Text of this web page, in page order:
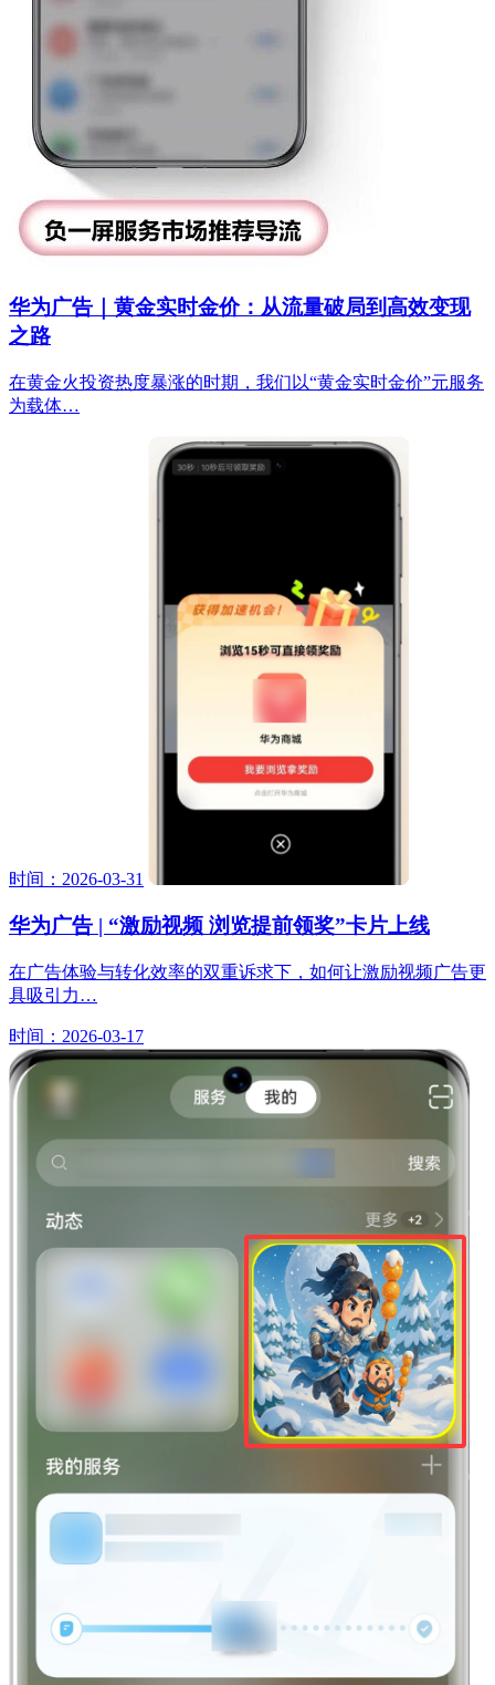
华为广告｜黄金实时金价：从流量破局到高效变现
之路
在黄金火投资热度暴涨的时期，我们以“黄金实时金价”元服务
为载体…
时间：2026-03-31
华为广告 | “激励视频 浏览提前领奖”卡片上线
在广告体验与转化效率的双重诉求下，如何让激励视频广告更
具吸引力…
时间：2026-03-17